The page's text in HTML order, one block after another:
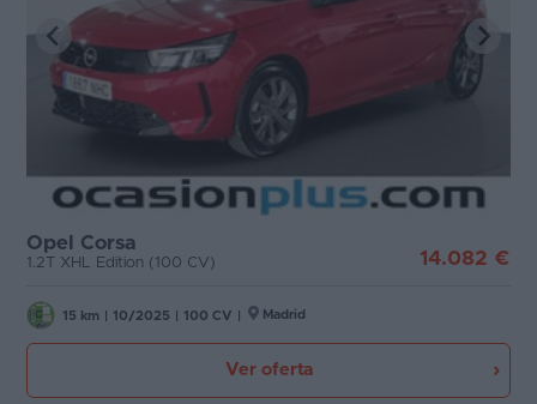
Opel Corsa
1.2T XHL Edition (100 CV) 14.082 €
15 km 10/2025 100 CV Madrid
Ver oferta